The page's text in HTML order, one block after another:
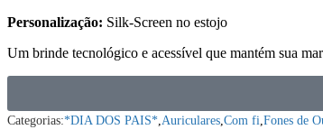
Personalização: Silk-Screen no estojo
Um brinde tecnológico e acessível que mantém sua
Categorias:*DIA DOS PAIS*,Auriculares,Com fi,Fones de